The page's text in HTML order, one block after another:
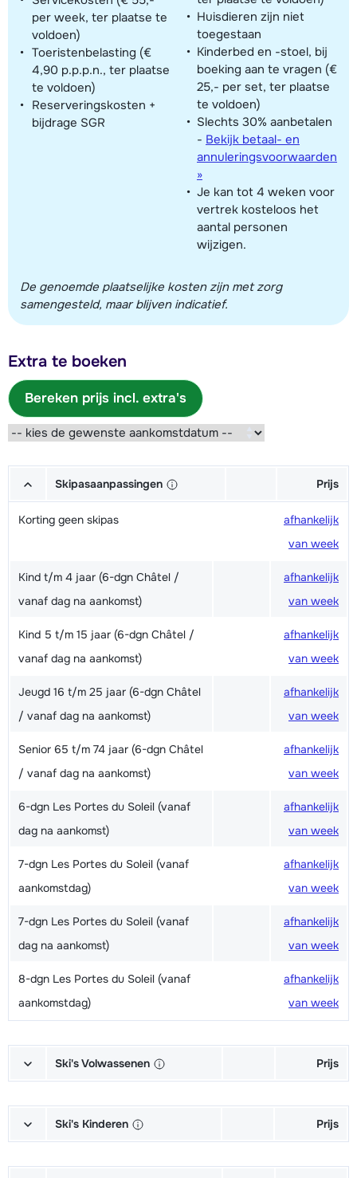
per week, ter plaatse te
voldoen)
Toeristenbelasting (€
4,90 p.p.p.n., ter plaatse
te voldoen)
Reserveringskosten +
bijdrage SGR
Huisdieren zijn niet
toegestaan
Kinderbed en -stoel, bij
boeking aan te vragen (€
25,- per set, ter plaatse
te voldoen)
Slechts 30% aanbetalen
- Bekijk betaal- en
annuleringsvoorwaarden
»
Je kan tot 4 weken voor
vertrek kosteloos het
aantal personen
wijzigen.
De genoemde plaatselijke kosten zijn met zorg
samengesteld, maar blijven indicatief.
Extra te boeken
Bereken prijs incl. extra's
Skipasaanpassingen Prijs
Korting geen skipas
afhankelijk
van week
Kind t/m 4 jaar (6-dgn Châtel /
vanaf dag na aankomst)
afhankelijk
van week
Kind 5 t/m 15 jaar (6-dgn Châtel /
vanaf dag na aankomst)
afhankelijk
van week
Jeugd 16 t/m 25 jaar (6-dgn Châtel
/ vanaf dag na aankomst)
afhankelijk
van week
Senior 65 t/m 74 jaar (6-dgn Châtel
/ vanaf dag na aankomst)
afhankelijk
van week
6-dgn Les Portes du Soleil (vanaf
dag na aankomst)
afhankelijk
van week
7-dgn Les Portes du Soleil (vanaf
aankomstdag)
afhankelijk
van week
7-dgn Les Portes du Soleil (vanaf
dag na aankomst)
afhankelijk
van week
8-dgn Les Portes du Soleil (vanaf
aankomstdag)
afhankelijk
van week
Ski's Volwassenen Prijs
Schoenen + Stokken (6/7 dagen)
van week
Ski's Kinderen Prijs